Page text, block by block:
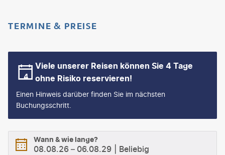
TERMINE & PREISE
Viele unserer Reisen können Sie 4 Tage
ohne Risiko reservieren!
Einen Hinweis darüber finden Sie im nächsten
Buchungsschritt.
Wann & wie lange?
08.08.26 – 06.08.29 Beliebig